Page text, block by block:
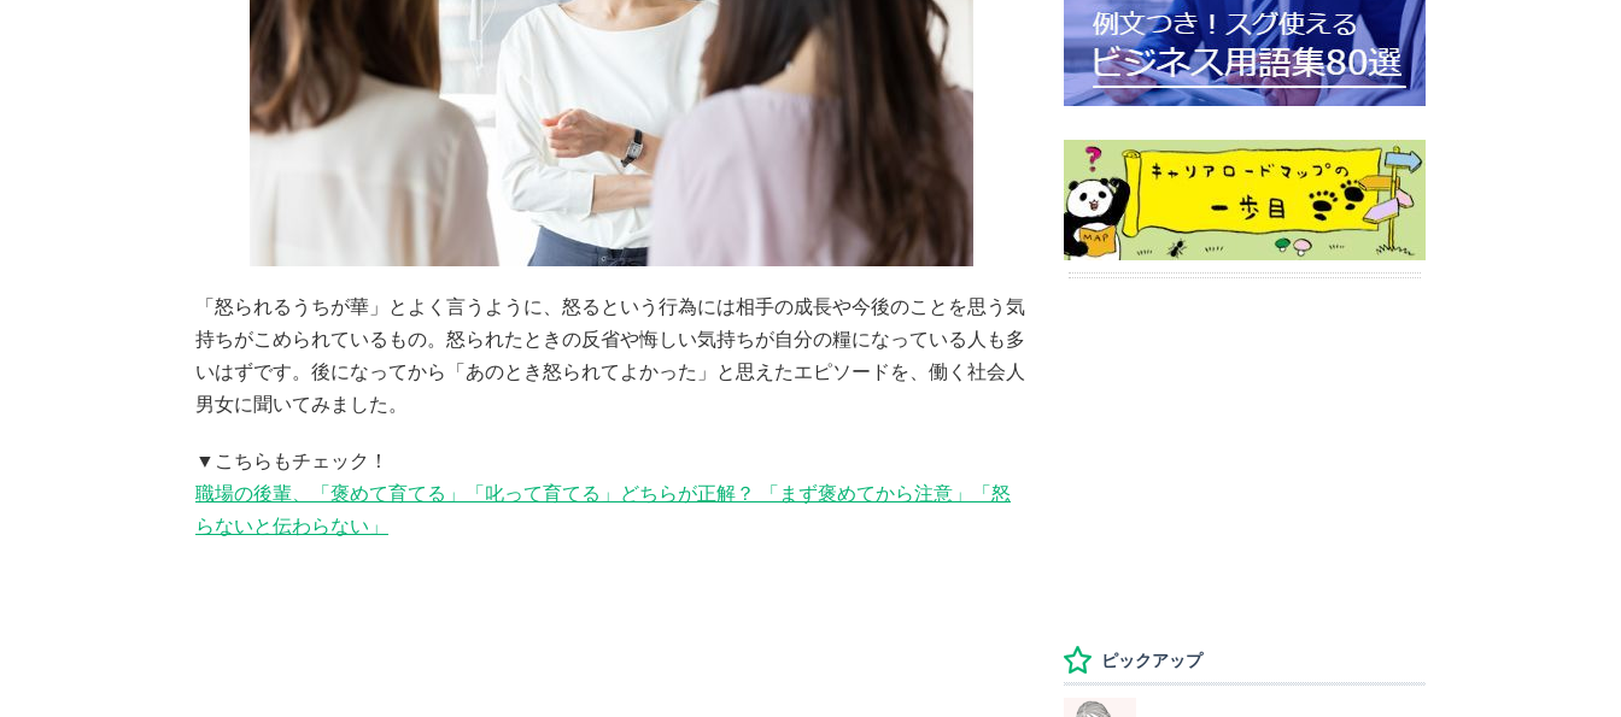
「怒られるうちが華」とよく言うように、怒るという行為には相手の成長や今後のことを思う気
持ちがこめられているもの。怒られたときの反省や悔しい気持ちが自分の糧になっている人も多
いはずです。後になってから「あのとき怒られてよかった」と思えたエピソードを、働く社会人
男女に聞いてみました。
▼こちらもチェック！
職場の後輩、「褒めて育てる」「叱って育てる」どちらが正解？ 「まず褒めてから注意」「怒
らないと伝わらない」
ピックアップ